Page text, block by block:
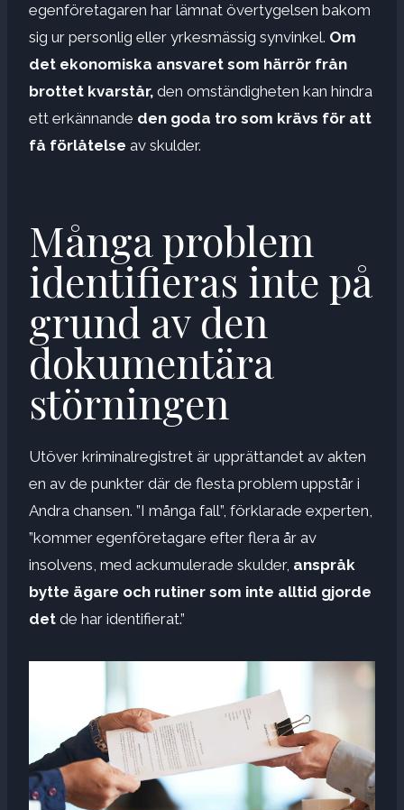
egenföretagaren har lämnat övertygelsen bakom
sig ur personlig eller yrkesmässig synvinkel. Om
det ekonomiska ansvaret som härrör från
brottet kvarstår, den omständigheten kan hindra
ett erkännande den goda tro som krävs för att
få förlåtelse av skulder.
Många problem
identifieras inte på
grund av den
dokumentära
störningen
Utöver kriminalregistret är upprättandet av akten
en av de punkter där de flesta problem uppstår i
Andra chansen. ”I många fall”, förklarade experten,
”kommer egenföretagare efter flera år av
insolvens, med ackumulerade skulder, anspråk
bytte ägare och rutiner som inte alltid gjorde
det de har identifierat.”